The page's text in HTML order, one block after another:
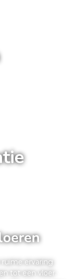
ervaring
tot een vloer.